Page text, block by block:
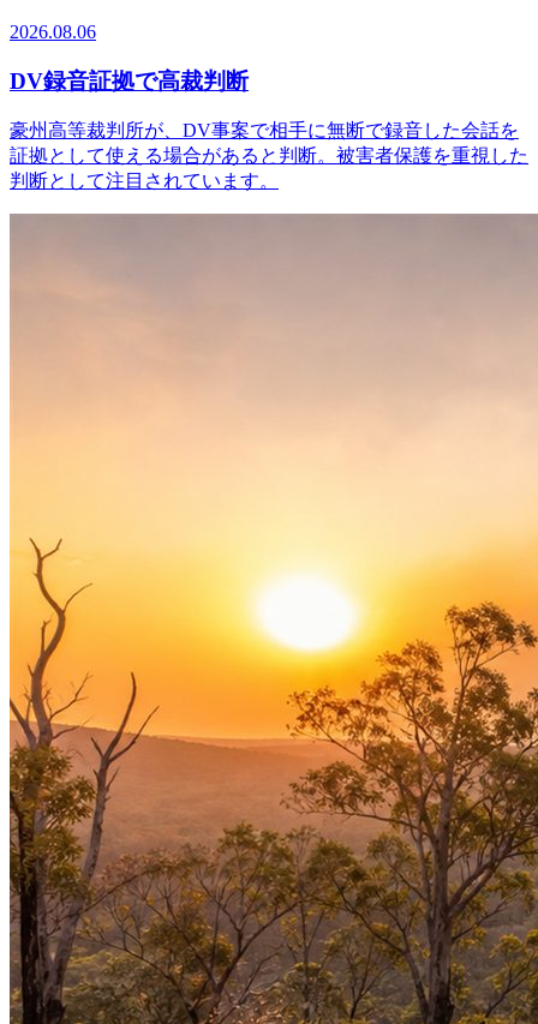
2026.08.06
DV録音証拠で高裁判断
豪州高等裁判所が、DV事案で相手に無断で録音した会話を
証拠として使える場合があると判断。被害者保護を重視した
判断として注目されています。